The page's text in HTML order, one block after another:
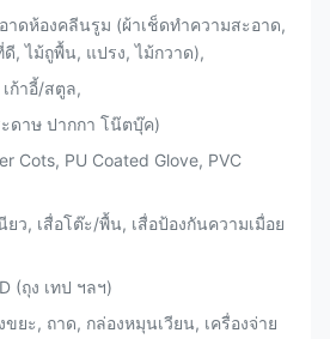
ดห้องคลีนรูม (ผ้าเช็ดทำความสะอาด,
, ไม้ถูพื้น, แปรง, ไม้กวาด),
เก้าอี้/สตูล,
ดาษ ปากกา โน๊ตบุ๊ค)
Cots, PU Coated Glove, PVC
ยว, เสื่อโต๊ะ/พื้น, เสื่อป้องกันความเมื่อย
(ถุง เทป ฯลฯ)
ขยะ, ถาด, กล่องหมุนเวียน, เครื่องจ่าย